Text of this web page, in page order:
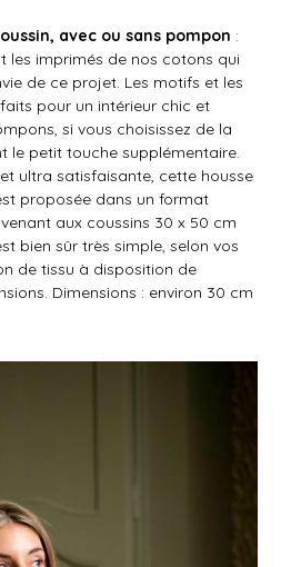
avec ou sans pompon :
les imprimés de nos cotons qui
de ce projet. Les motifs et les
pour un intérieur chic et
si vous choisissez de la
le petit touche supplémentaire.
ultra satisfaisante, cette housse
proposée dans un format
aux coussins 30 x 50 cm
bien sûr très simple, selon vos
de tissu à disposition de
Dimensions : environ 30 cm